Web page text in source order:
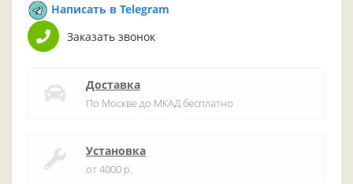
Написать в Telegram
Заказать звонок
Доставка
По Москве до МКАД бесплатно
Установка
от 4000 р.